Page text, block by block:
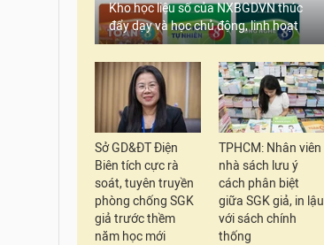
Kho học liệu số của NXBGDVN thúc
đẩy dạy và học chủ động, linh hoạt
Sở GD&ĐT Điện
Biên tích cực rà
soát, tuyên truyền
phòng chống SGK
giả trước thềm
năm học mới
TPHCM: Nhân viên
nhà sách lưu ý
cách phân biệt
giữa SGK giả, in lậu
với sách chính
thống